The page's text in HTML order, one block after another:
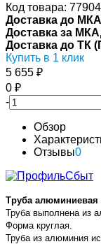
Код товара: 77904
Доставка до
Доставка за
Доставка до ТК
Купить в 1 клик
5 655 ₽
0 ₽
-
Обзор
Отзывы0
Труба алюминиевая
Труба выполнена из
Форма круглая.
Труба из алюминия